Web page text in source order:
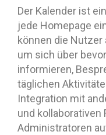
Der Kalender ist
jede Homepage
können die
um sich über
informieren,
täglichen
Integration mit
und kollaborativen
Administratoren